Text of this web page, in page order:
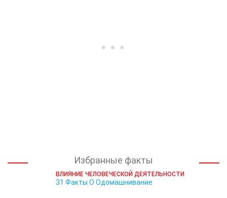
Избранные факты
ВЛИЯНИЕ ЧЕЛОВЕЧЕСКОЙ ДЕЯТЕЛЬНОСТИ
31 Факты О Одомашнивание